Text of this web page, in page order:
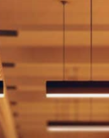
de la